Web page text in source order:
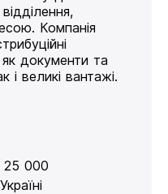
Компанія
документи та
і великі вантажі.
25 000